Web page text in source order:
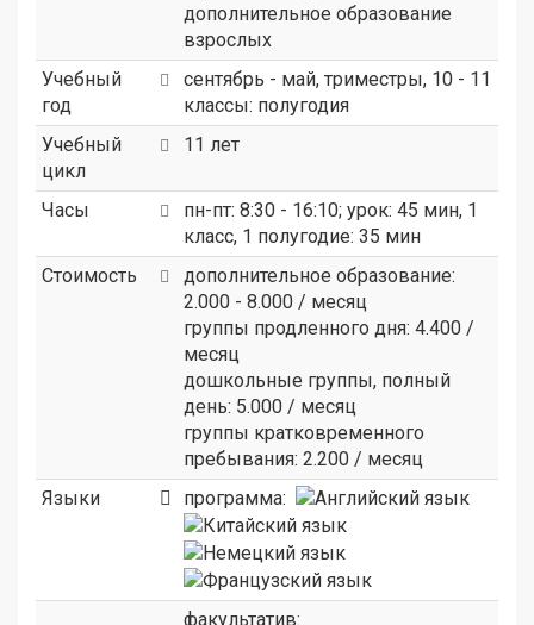
дополнительное образование
взрослых
Учебный
год
сентябрь - май, триместры, 10 - 11
классы: полугодия
Учебный
цикл
11 лет
Часы
пн-пт: 8:30 - 16:10; урок: 45 мин, 1
класс, 1 полугодие: 35 мин
Стоимость
дополнительное образование:
2.000 - 8.000 / месяц
группы продленного дня: 4.400 /
месяц
дошкольные группы, полный
день: 5.000 / месяц
группы кратковременного
пребывания: 2.200 / месяц
Языки
программа:
факультатив: